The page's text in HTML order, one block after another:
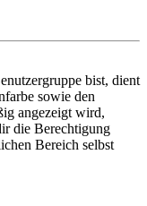
bist, dient
sowie den
angezeigt wird,
die Berechtigung
Bereich selbst